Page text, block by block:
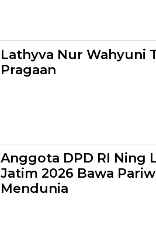
Lathyva Nur Wahyuni
Pragaan
Anggota DPD RI Ning
Jatim 2026 Bawa
Mendunia